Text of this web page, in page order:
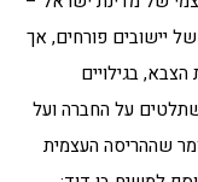
יישובים פורחים, אך
בגילויים
על החברה ועל
שההריסה העצמית